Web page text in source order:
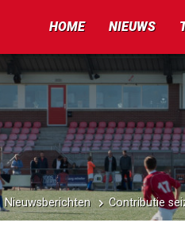
HOME NIEUWS
Nieuwsberichten Contributie